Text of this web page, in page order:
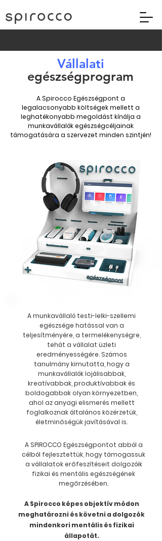
Vállalati
egészségprogram
A Spirocco Egészségpont a
legalacsonyabb költségek mellett a
leghatékonyabb megoldást kínálja a
munkavállalók egészségcéljainak
támogatására a szervezet minden szintjén!
A munkavállaló testi-lelki-szellemi
egészsége hatással van a
teljesítményére, a termelékenységre,
tehát a vállalat üzleti
eredményességére. Számos
tanulmány kimutatta, hogy a
munkavállalók lojálisabbak,
kreatívabbak, produktívabbak és
boldogabbak olyan környezetben,
ahol az anyagi elismerés mellett
foglalkoznak általános közérzetük,
életminőségük javításával is.
A SPIROCCO Egészségpontot abból a
célból fejlesztettük, hogy támogassuk
a vállalatok erőfeszítéseit dolgozóik
fizikai és mentális egészségének
megőrzésében.​
A Spirocco képes objektív módon
meghatározni és követni a dolgozók
mindenkori mentális és fizikai
állapotát.